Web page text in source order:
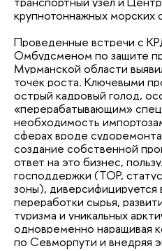
крупнотоннажных
Проведенные встречи с
Омбудсменом по защите
Мурманской области
точек роста. Ключевыми
острый кадровый голод,
«перерабатывающим»
необходимость
сферах вроде
создание собственной
ответ на это бизнес,
господдержки (ТОР,
зоны), диверсифицируется
переработки сырья,
туризма и уникальных
одновременно наращивая
по Севморпути и внедряя